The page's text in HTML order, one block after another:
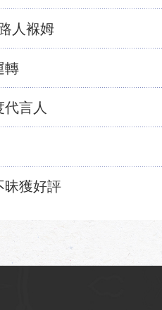
人褓姆
轉
代言人
昧獲好評